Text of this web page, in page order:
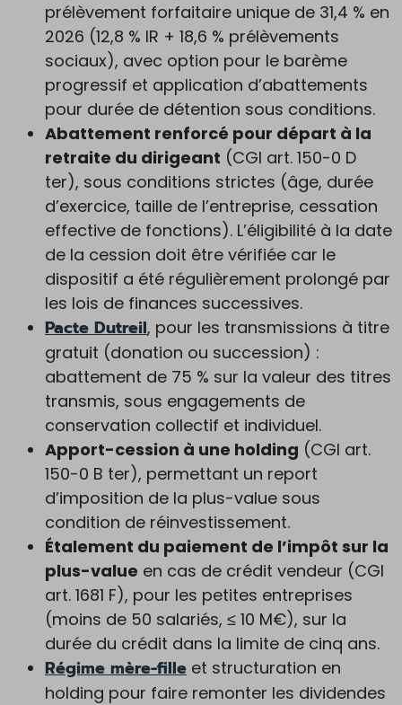
prélèvement forfaitaire unique de 31,4 % en
2026 (12,8 % IR + 18,6 % prélèvements
sociaux), avec option pour le barème
progressif et application d’abattements
pour durée de détention sous conditions.
Abattement renforcé pour départ à la
retraite du dirigeant (CGI art. 150-0 D
ter), sous conditions strictes (âge, durée
d’exercice, taille de l’entreprise, cessation
effective de fonctions). L’éligibilité à la date
de la cession doit être vérifiée car le
dispositif a été régulièrement prolongé par
les lois de finances successives.
Pacte Dutreil, pour les transmissions à titre
gratuit (donation ou succession) :
abattement de 75 % sur la valeur des titres
transmis, sous engagements de
conservation collectif et individuel.
Apport-cession à une holding (CGI art.
150-0 B ter), permettant un report
d’imposition de la plus-value sous
condition de réinvestissement.
Étalement du paiement de l’impôt sur la
plus-value en cas de crédit vendeur (CGI
art. 1681 F), pour les petites entreprises
(moins de 50 salariés, ≤ 10 M€), sur la
durée du crédit dans la limite de cinq ans.
Régime mère-fille et structuration en
holding pour faire remonter les dividendes